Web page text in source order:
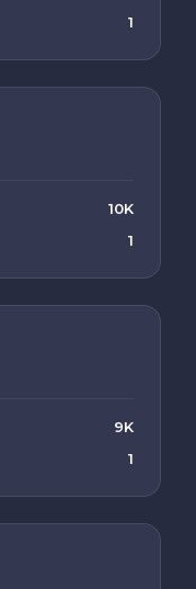
1
10K
1
9K
1